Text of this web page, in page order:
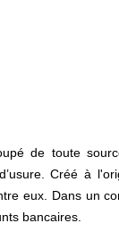
de toute
Créé à
eux. Dans un
bancaires.